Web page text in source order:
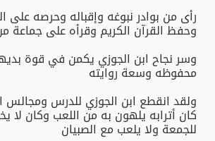
رأى من بوادر نبوغه وإقباله وحرصه على
وحفظ القرآن الكريم وقرأه على جماعة
وسر نجاح ابن الجوزي يكمن في قوة
محفوظه وسعة روايته
ولقد انقطع ابن الجوزي للدرس ومجالس
كان أترابه يلهون به من اللعب وكان لا
للجمعة ولا يلعب مع الصبيان